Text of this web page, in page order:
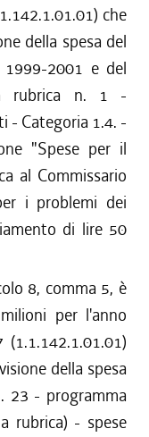
che
della spesa del
2001 e del
rubrica n. 1 -
- Categoria 1.4. -
"Spese per il
al Commissario
i problemi dei
di lire 50
8, comma 5, è
per l'anno
della spesa
23 - programma
rubrica) - spese